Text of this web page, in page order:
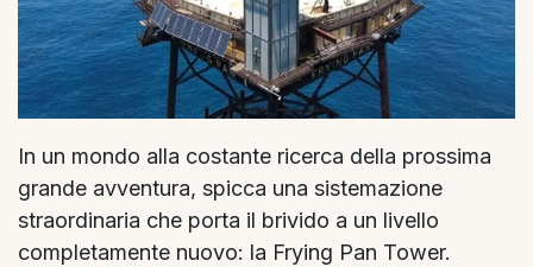
In un mondo alla costante ricerca della prossima
grande avventura, spicca una sistemazione
straordinaria che porta il brivido a un livello
completamente nuovo: la Frying Pan Tower.